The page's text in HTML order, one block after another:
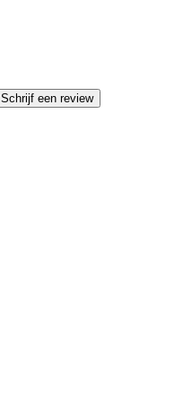
Schrijf een review